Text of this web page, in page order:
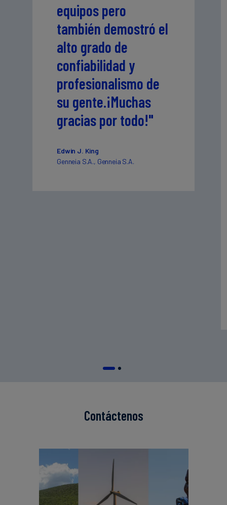
equipos pero
también demostró el
alto grado de
confiabilidad y
profesionalismo de
su gente.¡Muchas
gracias por todo!"
Edwin J. King
Genneia S.A., Genneia S.A.
Contáctenos